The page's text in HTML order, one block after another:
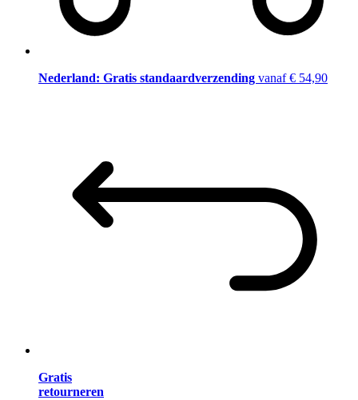
Nederland: Gratis standaardverzending vanaf € 54,90
Gratis
retourneren